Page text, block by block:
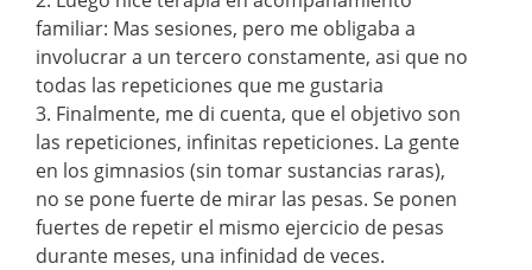
familiar: Mas sesiones, pero me obligaba a
involucrar a un tercero constamente, asi que no
todas las repeticiones que me gustaria
3. Finalmente, me di cuenta, que el objetivo son
las repeticiones, infinitas repeticiones. La gente
en los gimnasios (sin tomar sustancias raras),
no se pone fuerte de mirar las pesas. Se ponen
fuertes de repetir el mismo ejercicio de pesas
durante meses, una infinidad de veces.